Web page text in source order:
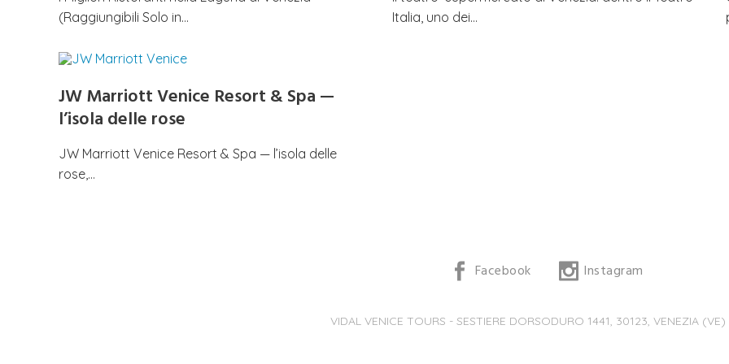
(Raggiungibili Solo in…
Italia, uno dei…
JW Marriott Venice Resort & Spa —
l’isola delle rose
JW Marriott Venice Resort & Spa — l’isola delle
rose,…
Facebook Instagram
VIDAL VENICE TOURS - SESTIERE DORSODURO 1441, 30123, VENEZIA (VE)